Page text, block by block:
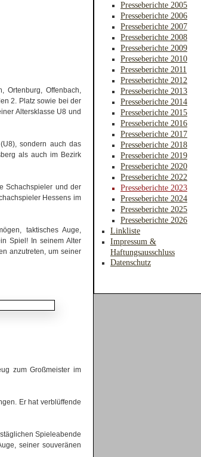
Offenbach,
2. Platz sowie bei der
Altersklasse U8 und
sondern auch das
als auch im Bezirk
Schachspieler und der
Hessens im
taktisches Auge,
Spiel! In seinem Alter
anzutreten, um seiner
zum Großmeister im
Er hat verblüffende
Spieleabende
seiner souveränen
Presseberichte 2005
Presseberichte 2006
Presseberichte 2007
Presseberichte 2008
Presseberichte 2009
Presseberichte 2010
Presseberichte 2011
Presseberichte 2012
Presseberichte 2013
Presseberichte 2014
Presseberichte 2015
Presseberichte 2016
Presseberichte 2017
Presseberichte 2018
Presseberichte 2019
Presseberichte 2020
Presseberichte 2022
Presseberichte 2023
Presseberichte 2024
Presseberichte 2025
Presseberichte 2026
Linkliste
Impressum &
Haftungsausschluss
Datenschutz